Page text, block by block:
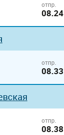
отпр.
08.24
отпр.
08.33
отпр.
08.38